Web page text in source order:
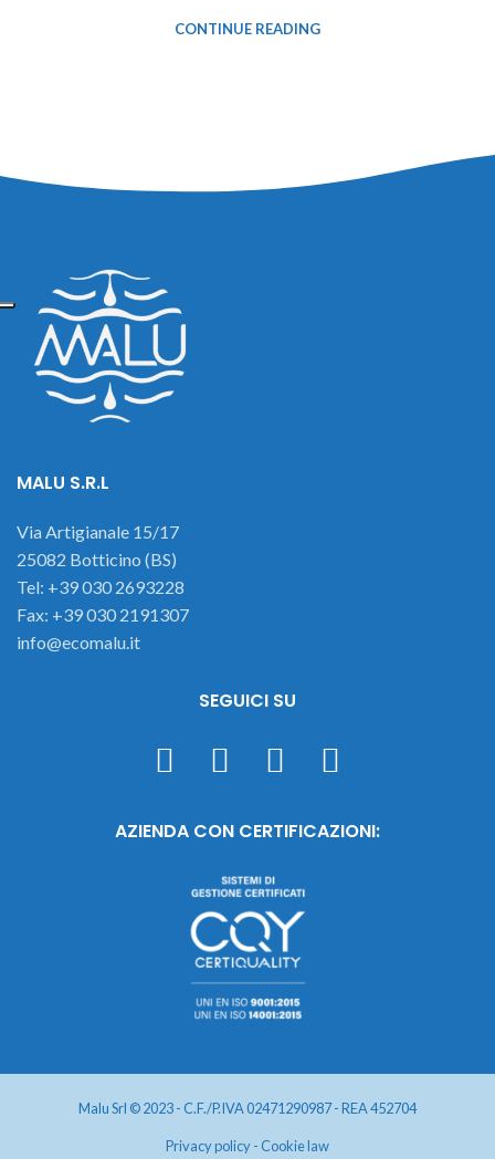
CONTINUE READING
MALU S.R.L
Via Artigianale 15/17
25082 Botticino (BS)
Tel: +39 030 2693228
Fax: +39 030 2191307
info@ecomalu.it
SEGUICI SU
AZIENDA CON CERTIFICAZIONI:
Malu Srl © 2023 - C.F./P.IVA 02471290987 - REA 452704
Privacy policy- Cookie law